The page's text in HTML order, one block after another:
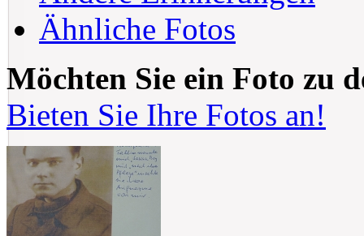
Ähnliche Fotos
Möchten Sie ein Foto zu
Bieten Sie Ihre Fotos an!